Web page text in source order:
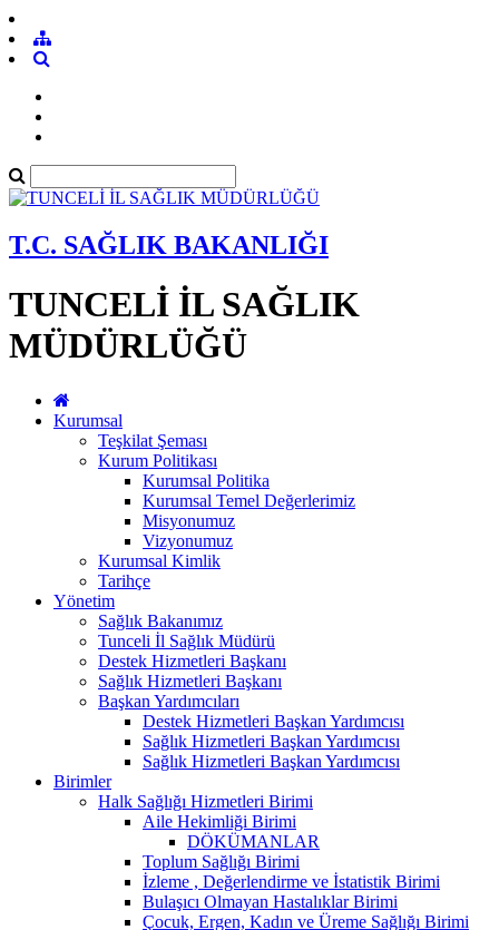
T.C. SAĞLIK BAKANLIĞI
TUNCELİ İL SAĞLIK
MÜDÜRLÜĞÜ
Kurumsal
Teşkilat Şeması
Kurum Politikası
Kurumsal Politika
Kurumsal Temel Değerlerimiz
Misyonumuz
Vizyonumuz
Kurumsal Kimlik
Tarihçe
Yönetim
Sağlık Bakanımız
Tunceli İl Sağlık Müdürü
Destek Hizmetleri Başkanı
Sağlık Hizmetleri Başkanı
Başkan Yardımcıları
Destek Hizmetleri Başkan Yardımcısı
Sağlık Hizmetleri Başkan Yardımcısı
Sağlık Hizmetleri Başkan Yardımcısı
Birimler
Halk Sağlığı Hizmetleri Birimi
Aile Hekimliği Birimi
DÖKÜMANLAR
Toplum Sağlığı Birimi
İzleme , Değerlendirme ve İstatistik Birimi
Bulaşıcı Olmayan Hastalıklar Birimi
Çocuk, Ergen, Kadın ve Üreme Sağlığı Birimi